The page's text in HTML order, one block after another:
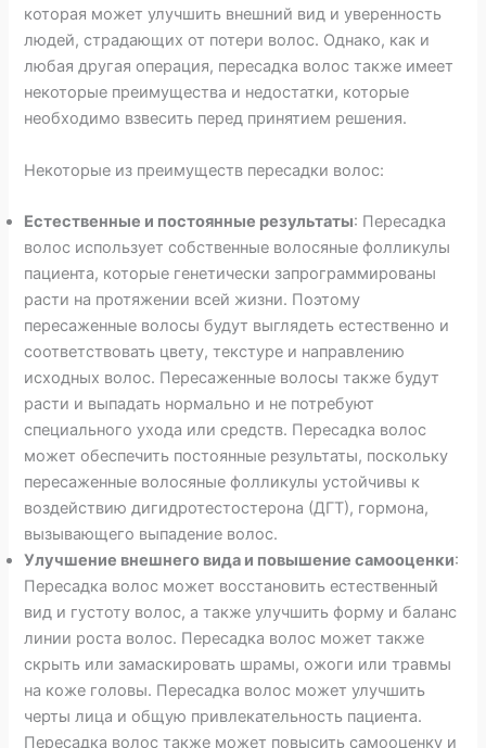
которая может улучшить внешний вид и уверенность
людей, страдающих от потери волос. Однако, как и
любая другая операция, пересадка волос также имеет
некоторые преимущества и недостатки, которые
необходимо взвесить перед принятием решения.
Некоторые из преимуществ пересадки волос:
Естественные и постоянные результаты: Пересадка
волос использует собственные волосяные фолликулы
пациента, которые генетически запрограммированы
расти на протяжении всей жизни. Поэтому
пересаженные волосы будут выглядеть естественно и
соответствовать цвету, текстуре и направлению
исходных волос. Пересаженные волосы также будут
расти и выпадать нормально и не потребуют
специального ухода или средств. Пересадка волос
может обеспечить постоянные результаты, поскольку
пересаженные волосяные фолликулы устойчивы к
воздействию дигидротестостерона (ДГТ), гормона,
вызывающего выпадение волос.
Улучшение внешнего вида и повышение самооценки:
Пересадка волос может восстановить естественный
вид и густоту волос, а также улучшить форму и баланс
линии роста волос. Пересадка волос может также
скрыть или замаскировать шрамы, ожоги или травмы
на коже головы. Пересадка волос может улучшить
черты лица и общую привлекательность пациента.
Пересадка волос также может повысить самооценку и